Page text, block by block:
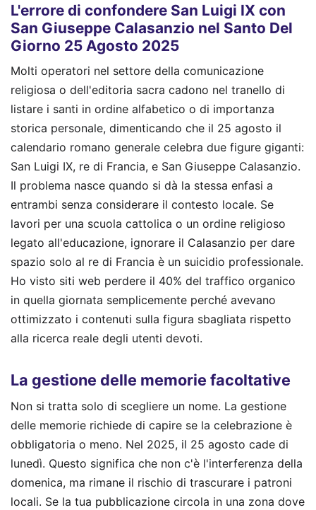
L'errore di confondere San Luigi IX con
San Giuseppe Calasanzio nel Santo Del
Giorno 25 Agosto 2025
Molti operatori nel settore della comunicazione
religiosa o dell'editoria sacra cadono nel tranello di
listare i santi in ordine alfabetico o di importanza
storica personale, dimenticando che il 25 agosto il
calendario romano generale celebra due figure giganti:
San Luigi IX, re di Francia, e San Giuseppe Calasanzio.
Il problema nasce quando si dà la stessa enfasi a
entrambi senza considerare il contesto locale. Se
lavori per una scuola cattolica o un ordine religioso
legato all'educazione, ignorare il Calasanzio per dare
spazio solo al re di Francia è un suicidio professionale.
Ho visto siti web perdere il 40% del traffico organico
in quella giornata semplicemente perché avevano
ottimizzato i contenuti sulla figura sbagliata rispetto
alla ricerca reale degli utenti devoti.
La gestione delle memorie facoltative
Non si tratta solo di scegliere un nome. La gestione
delle memorie richiede di capire se la celebrazione è
obbligatoria o meno. Nel 2025, il 25 agosto cade di
lunedì. Questo significa che non c'è l'interferenza della
domenica, ma rimane il rischio di trascurare i patroni
locali. Se la tua pubblicazione circola in una zona dove